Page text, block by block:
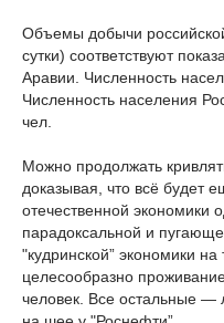
Объемы добычи
сутки) соответствуют
Аравии. Численность
Численность населения
чел.
Можно продолжать
доказывая, что всё будет
отечественной экономики
парадоксальной и
"кудринской” экономики
целесообразно
человек. Все остальные